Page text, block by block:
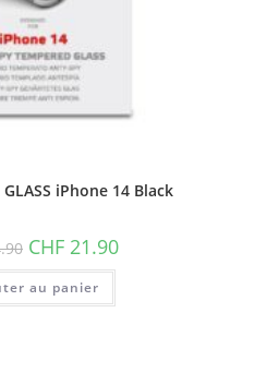
GLASS iPhone 14 Black
Le
prix
initial
était :
CHF 24.90.
CHF 21.90Le
au panier